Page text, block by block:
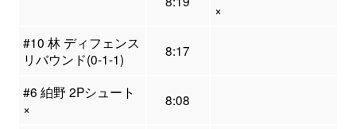
×
#10 林 ディフェンス
リバウンド(0-1-1)
8:17
#6 絈野 2Pシュート
×
8:08